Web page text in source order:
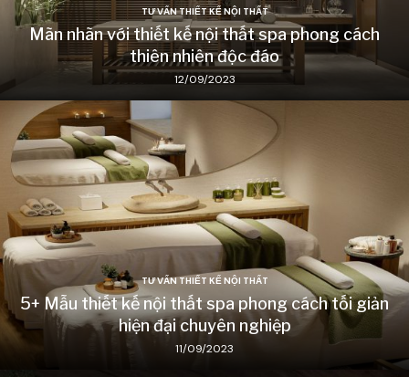
TƯ VẤN THIẾT KẾ NỘI THẤT
Mãn nhãn với thiết kế nội thất spa phong cách
thiên nhiên độc đáo
12/09/2023
TƯ VẤN THIẾT KẾ NỘI THẤT
5+ Mẫu thiết kế nội thất spa phong cách tối giản
hiện đại chuyên nghiệp
11/09/2023